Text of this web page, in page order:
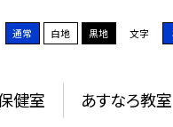
通常 白地 黒地 文字
健室 あすなろ教室